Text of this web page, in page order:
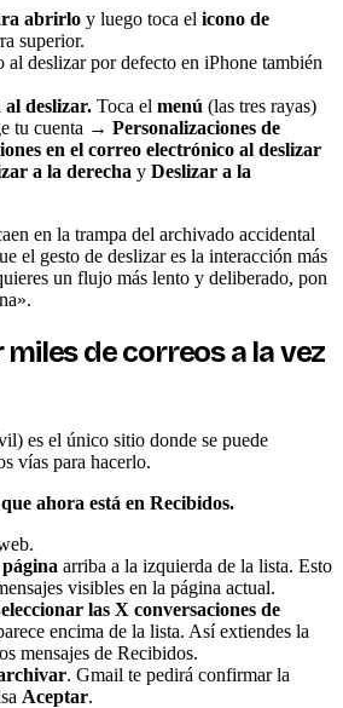
abrirlo y luego toca el icono de
superior.
al deslizar por defecto en iPhone también
deslizar. Toca el menú (las tres rayas)
tu cuenta → Personalizaciones de
en el correo electrónico al deslizar
a la derecha y Deslizar a la
en la trampa del archivado accidental
el gesto de deslizar es la interacción más
un flujo más lento y deliberado, pon
de correos a la vez
es el único sitio donde se puede
vías para hacerlo.
ahora está en Recibidos.
arriba a la izquierda de la lista. Esto
visibles en la página actual.
las X conversaciones de
encima de la lista. Así extiendes la
mensajes de Recibidos.
. Gmail te pedirá confirmar la
Aceptar.